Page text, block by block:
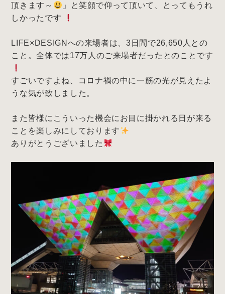
頂きます～
」と笑顔で仰って頂いて、とってもうれ
しかったです
LIFE×DESIGNへの来場者は、3日間で26,650人との
こと。全体では17万人のご来場者だったとのことです
すごいですよね、コロナ禍の中に一筋の光が見えたよ
うな気が致しました。
また皆様にこういった機会にお目に掛かれる日が来る
ことを楽しみにしております
ありがとうございました